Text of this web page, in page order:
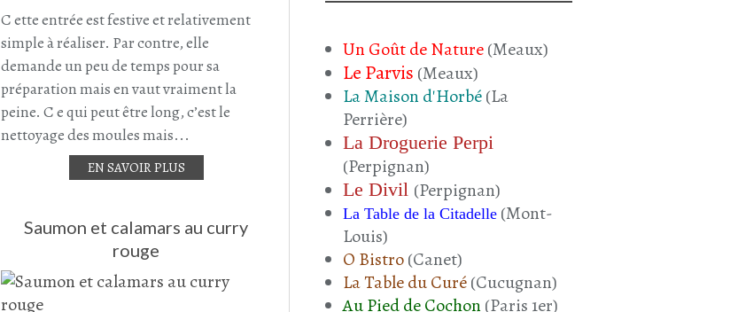
NOËL
RECETTE DE NOËL
RECETTE DE FÊTE
DÉCEMBRE 2024
C ette entrée est festive et relativement
simple à réaliser. Par contre, elle
demande un peu de temps pour sa
préparation mais en vaut vraiment la
peine. C e qui peut être long, c’est le
nettoyage des moules mais...
EN SAVOIR PLUS
BLANQUETTE
FRUITS DE MER
CHAMPIGNONS
CHAMPIGNON DE PARIS
Saumon et calamars au curry
rouge
POISSONS
Un Goût de Nature(Meaux)
Le Parvis (Meaux)
La Maison d'Horbé(La
Perrière)
La Droguerie Perpi
(Perpignan)
Le Divil (Perpignan)
La Table de la Citadelle (Mont-
Louis)
O Bistro(Canet)
La Table du Curé(Cucugnan)
Au Pied de Cochon(Paris 1er)